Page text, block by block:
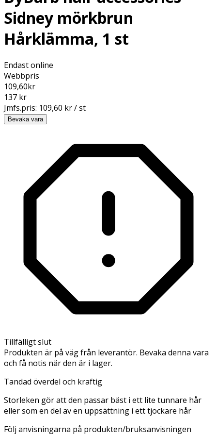
Sidney mörkbrun
Hårklämma, 1 st
Endast online
Webbpris
109,60kr
137 kr
Jmfs.pris: 109,60 kr / st
Bevaka vara
Tillfälligt slut
Produkten är på väg från leverantör. Bevaka denna vara
och få notis när den är i lager.
Tandad överdel och kraftig
Storleken gör att den passar bäst i ett lite tunnare hår
eller som en del av en uppsättning i ett tjockare hår
Följ anvisningarna på produkten/bruksanvisningen